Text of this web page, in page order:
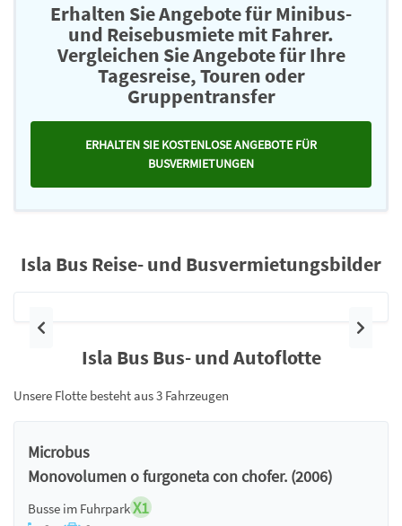
Erhalten Sie Angebote für Minibus-
und Reisebusmiete mit Fahrer.
Vergleichen Sie Angebote für Ihre
Tagesreise, Touren oder
Gruppentransfer
ERHALTEN SIE KOSTENLOSE ANGEBOTE FÜR
BUSVERMIETUNGEN
Isla Bus Reise- und Busvermietungsbilder
Vorherige
Isla Bus Bus- und Autoflotte
Unsere Flotte besteht aus 3 Fahrzeugen
Microbus
Monovolumen o furgoneta con chofer. (2006)
Busse im FuhrparkX1